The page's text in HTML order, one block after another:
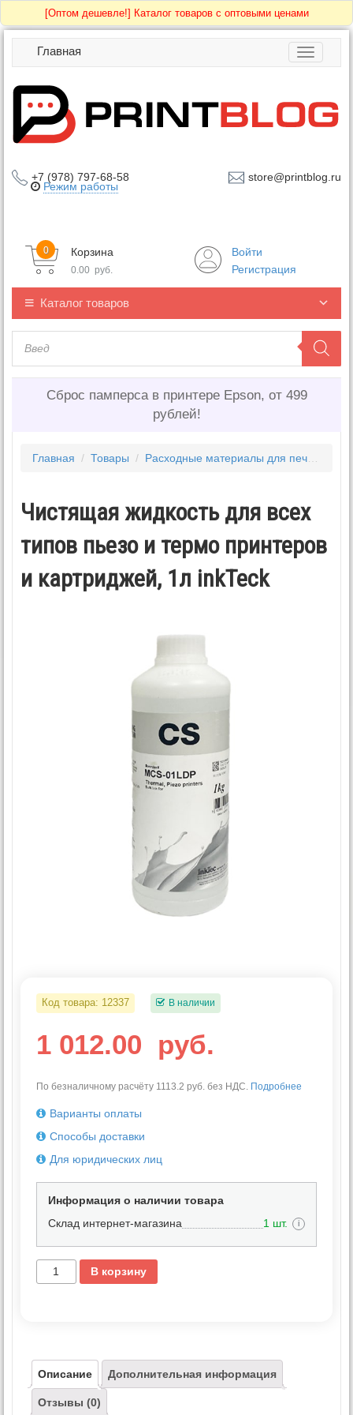
[Оптом дешевле!] Каталог товаров с оптовыми ценами
Toggle
Главная
+7 (978) 797-68-58 store@printblog.ru
Режим работы
Корзина
0
0.00 руб.
Войти
Регистрация
Каталог товаров
Сброс памперса в принтере Epson, от 499
рублей!
Главная / Товары / Расходные материалы для печати
Чистящая жидкость для всех
типов пьезо и термо принтеров
и картриджей, 1л inkTeck
Код товара: 12337 В наличии
1 012.00 руб.
По безналичному расчёту 1113.2 руб. без НДС. Подробнее
Варианты оплаты
Способы доставки
Для юридических лиц
Информация о наличии товара
Склад интернет-магазина
1 шт. i
В корзину
Описание Дополнительная информация
Отзывы (0)